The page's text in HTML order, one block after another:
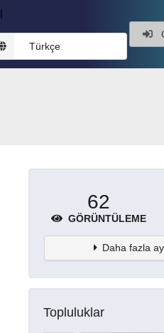
Türkçe
62
GÖRÜNTÜLEME
Daha fazla
Topluluklar